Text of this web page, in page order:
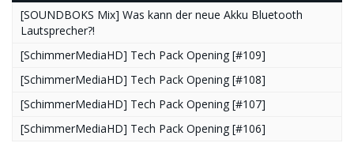
[SOUNDBOKS Mix] Was kann der neue Akku Bluetooth
Lautsprecher?!
[SchimmerMediaHD] Tech Pack Opening [#109]
[SchimmerMediaHD] Tech Pack Opening [#108]
[SchimmerMediaHD] Tech Pack Opening [#107]
[SchimmerMediaHD] Tech Pack Opening [#106]